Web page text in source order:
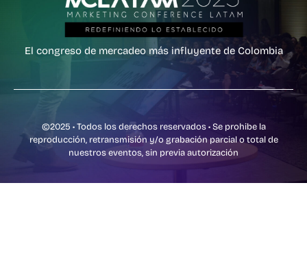
El congreso de mercadeo más influyente de Colombia
©2025 • Todos los derechos reservados • Se prohibe la
reproducción, retransmisión y/o grabación parcial o total de
nuestros eventos, sin previa autorización